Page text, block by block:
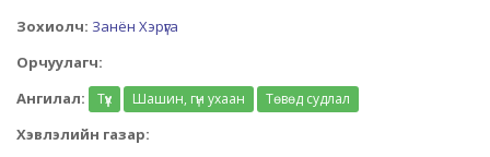
Зохиолч: Занён Хэрүга
Орчуулагч:
Ангилал:
Түүх Шашин, гүн ухаан Төвөд судлал
Хэвлэлийн газар: